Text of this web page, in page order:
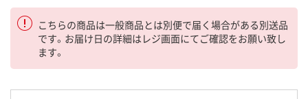
こちらの商品は一般商品とは別便で届く場合がある別送品
です。お届け日の詳細はレジ画面にてご確認をお願い致し
ます。